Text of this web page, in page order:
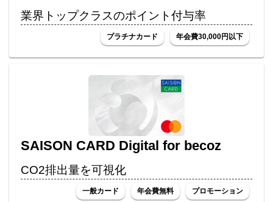
業界トップクラスのポイント付与率
プラチナカード 年会費30,000円以下
SAISON CARD Digital for becoz
CO2排出量を可視化
一般カード 年会費無料 プロモーション